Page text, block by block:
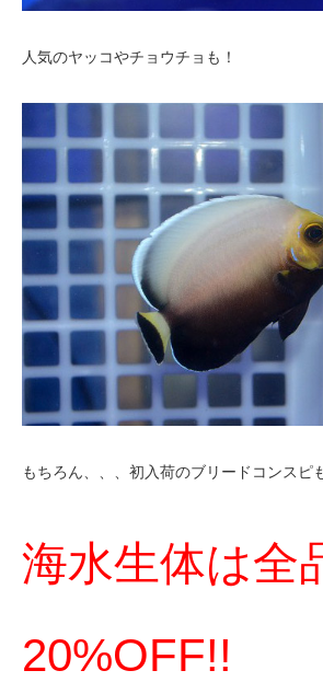
人気のヤッコやチョウチョも！
もちろん、、、初入荷のブリードコンスピ
海水生体は全
20%OFF!!